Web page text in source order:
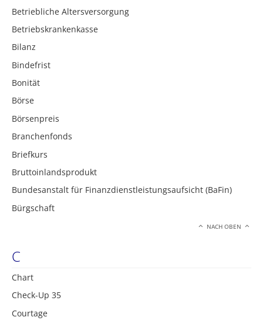
Betriebliche Altersversorgung
Betriebskrankenkasse
Bilanz
Bindefrist
Bonität
Börse
Börsenpreis
Branchenfonds
Briefkurs
Bruttoinlandsprodukt
Bundesanstalt für Finanzdienstleistungsaufsicht (BaFin)
Bürgschaft
NACH OBEN
C
Chart
Check-Up 35
Courtage